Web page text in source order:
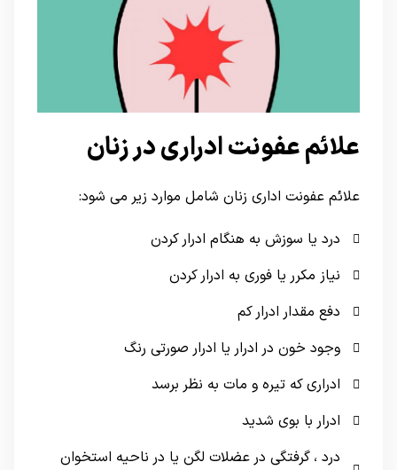
علائم عفونت ادراری در زنان
علائم عفونت اداری زنان شامل موارد زیر می شود:
درد یا سوزش به هنگام ادرار کردن
نیاز مکرر یا فوری به ادرار کردن
دفع مقدار ادرار کم
وجود خون در ادرار یا ادرار صورتی رنگ
ادراری که تیره و مات به نظر برسد
ادرار با بوی شدید
درد ، گرفتگی در عضلات لگن یا در ناحیه استخوان